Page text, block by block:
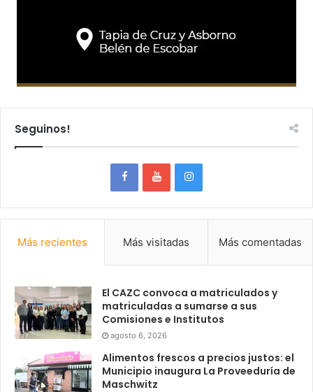
Seguinos!
Más recientes Más visitadas Más comentadas
El CAZC convoca a matriculados y
matriculadas a sumarse a sus
Comisiones e Institutos
agosto 6, 2026
Alimentos frescos a precios justos: el
Municipio inaugura La Proveeduría de
Maschwitz